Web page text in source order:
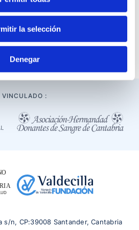
la selección
Denegar
Luigi Dell´Olio; el director
y el profesor Enrique Ocio San
Hematología Hospital Universitario
VINCULADO :
s/n, CP:39008 Santander, Cantabria